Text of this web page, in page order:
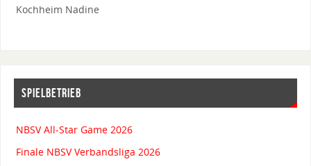
Kochheim Nadine
SPIELBETRIEB
NBSV All-Star Game 2026
Finale NBSV Verbandsliga 2026